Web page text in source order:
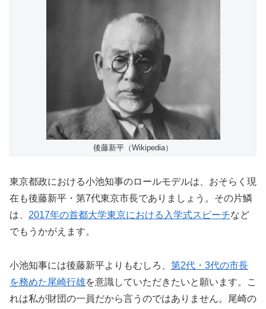
後藤新平（Wikipedia）
東京都政における小池知事のロールモデルは、おそらく現
在も後藤新平・第7代東京市長でありましょう。その片鱗
は、 2017年の首都大学東京における入学式スピーチなど
でもうかがえます。
小池知事には後藤新平よりもむしろ、 第2代・3代の市長
を務めた尾崎行雄を意識していただきたいと願います。こ
れは私が財団の一員だから言うのではありません。尾崎の